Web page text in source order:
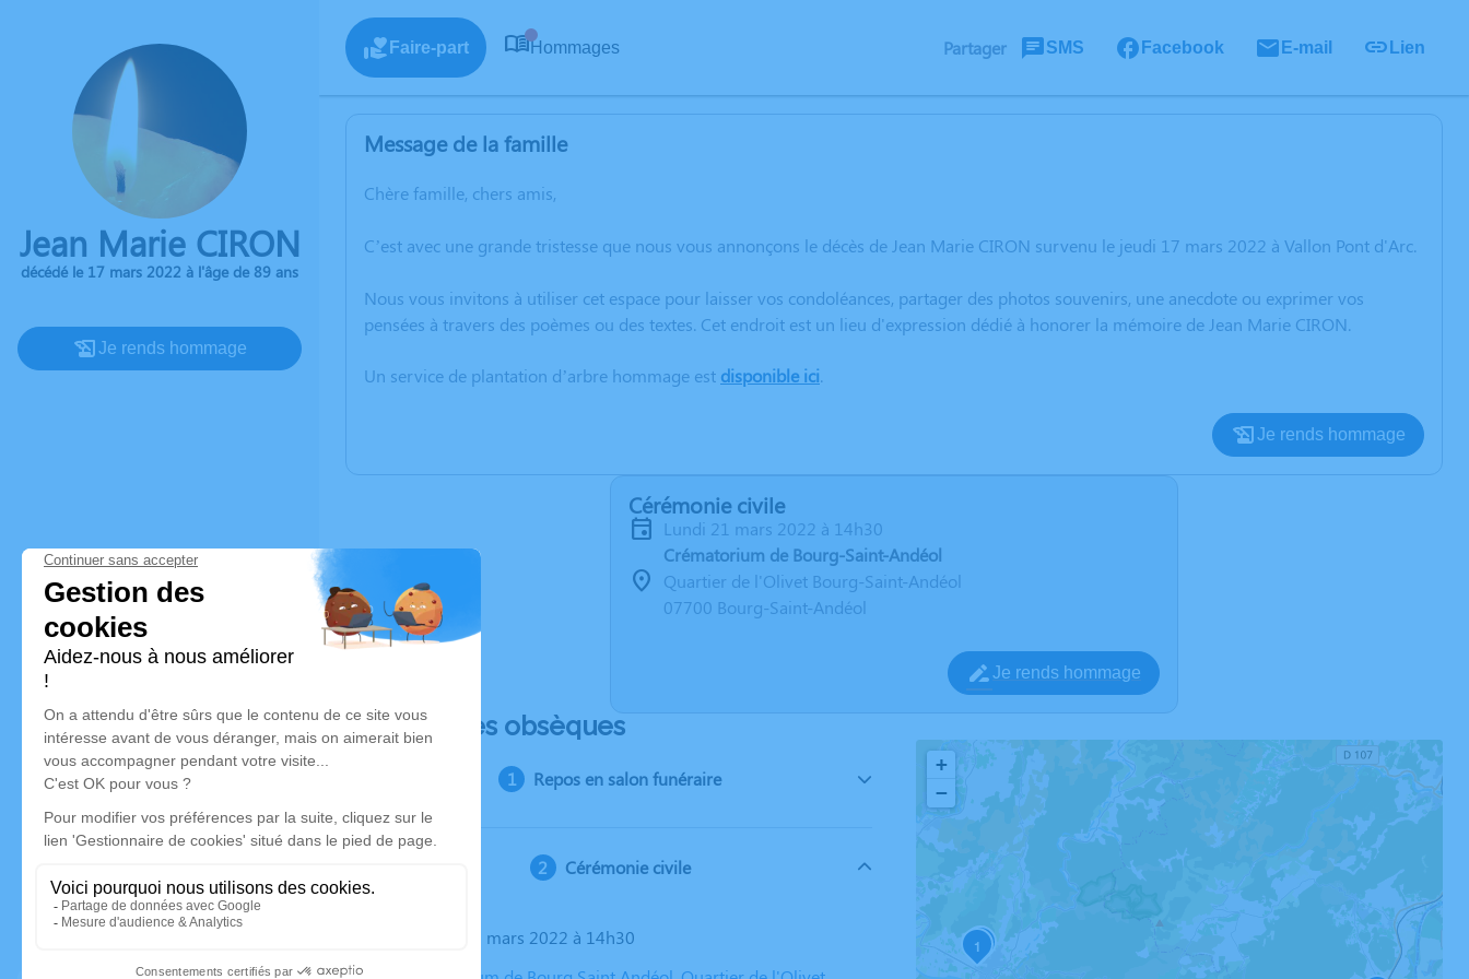
Jean Marie CIRON
décédé le 17 mars 2022 à l'âge de 89 ans
Je rends hommage
Faire-part Hommages Partager SMS Facebook E-mail Lien
Message de la famille
Chère famille, chers amis,
C’est avec une grande tristesse que nous vous annonçons le décès de Jean Marie CIRON survenu le jeudi 17 mars 2022 à Vallon Pont d'Arc.
Nous vous invitons à utiliser cet espace pour laisser vos condoléances, partager des photos souvenirs, une anecdote ou exprimer vos
pensées à travers des poèmes ou des textes. Cet endroit est un lieu d'expression dédié à honorer la mémoire de Jean Marie CIRON.
Un service de plantation d’arbre hommage est disponible ici.
Je rends hommage
Cérémonie civile
lundi 21 mars 2022 à 14h30
Crématorium de Bourg-Saint-Andéol
Quartier de l'Olivet Bourg-Saint-Andéol
07700 Bourg-Saint-Andéol
Je rends hommage
Déroulé des obsèques
Repos en salon funéraire
Cérémonie civile
Le lundi 21 mars 2022 à 14h30
14
+
−